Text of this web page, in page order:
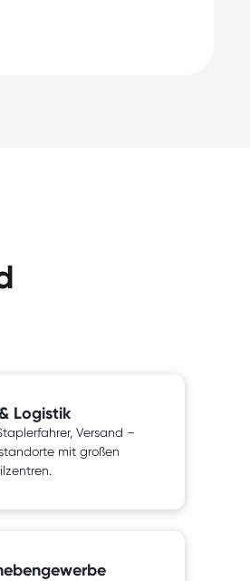
Logistik
Versand –
mit großen